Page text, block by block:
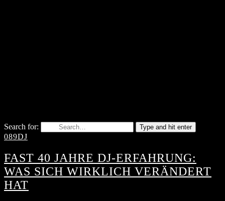
Search for: Type and hit enter
089DJ
FAST 40 JAHRE DJ-ERFAHRUNG:
WAS SICH WIRKLICH VERÄNDERT
HAT